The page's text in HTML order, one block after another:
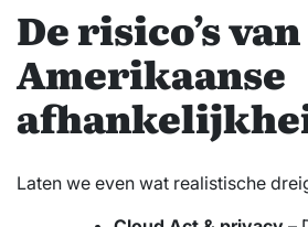
De risico’s van
Amerikaanse
Laten we even wat realistische